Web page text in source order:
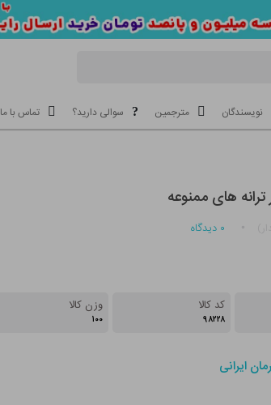
نویسندگان مترجمین سوالی دارید؟ تماس با ما
های ممنوعه
۰ دیدگاه
کد کالا
۹۸۲۲۸
وزن کالا
۱۰۰
ایرانی